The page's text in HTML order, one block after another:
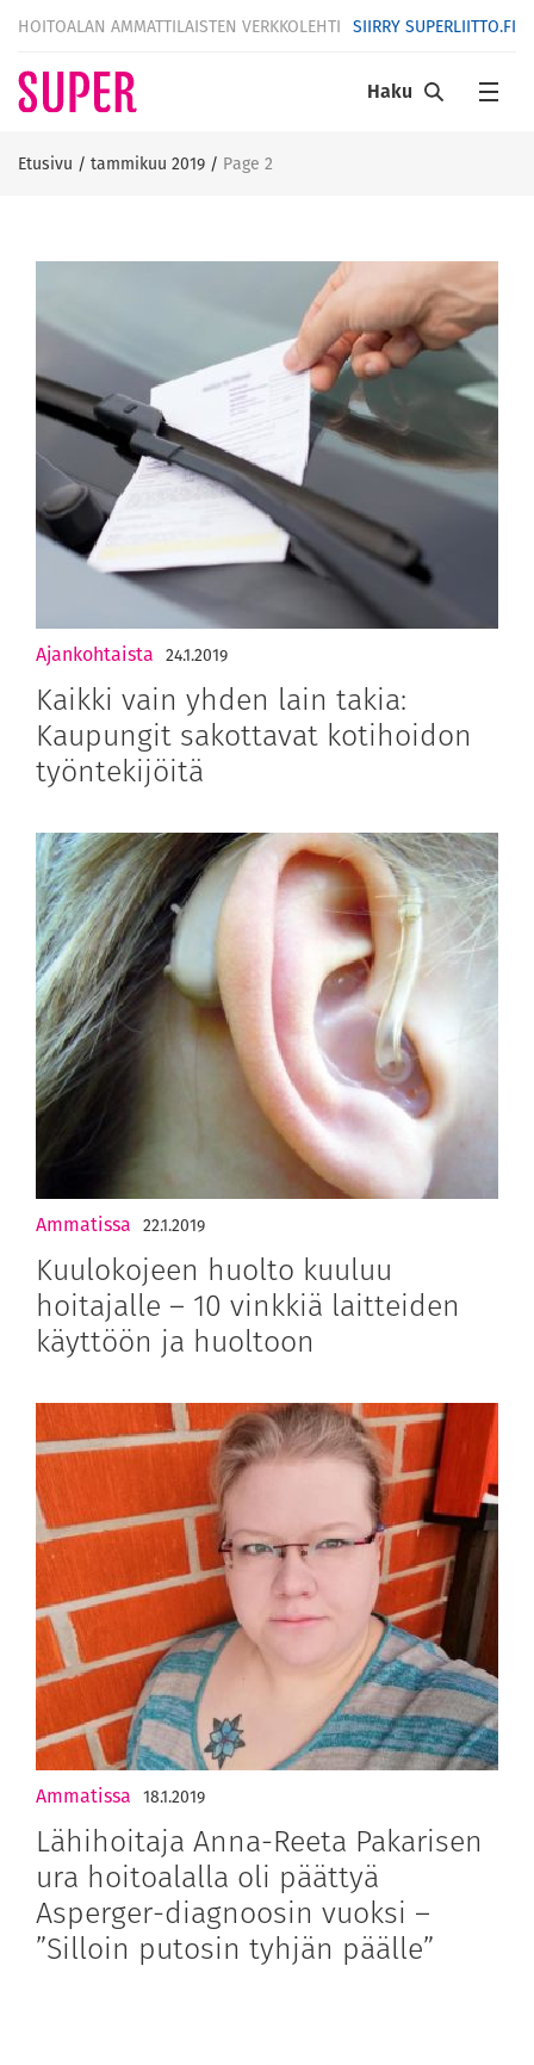
HOITOALAN AMMATTILAISTEN VERKKOLEHTI SIIRRY SUPERLIITTO.FI
Haku
Etusivu / tammikuu 2019 / Page 2
Ajankohtaista 24.1.2019
Kaikki vain yhden lain takia:
Kaupungit sakottavat kotihoidon
työntekijöitä
Ammatissa 22.1.2019
Kuulokojeen huolto kuuluu
hoitajalle – 10 vinkkiä laitteiden
käyttöön ja huoltoon
Ammatissa 18.1.2019
Lähihoitaja Anna-Reeta Pakarisen
ura hoitoalalla oli päättyä
Asperger-diagnoosin vuoksi –
”Silloin putosin tyhjän päälle”